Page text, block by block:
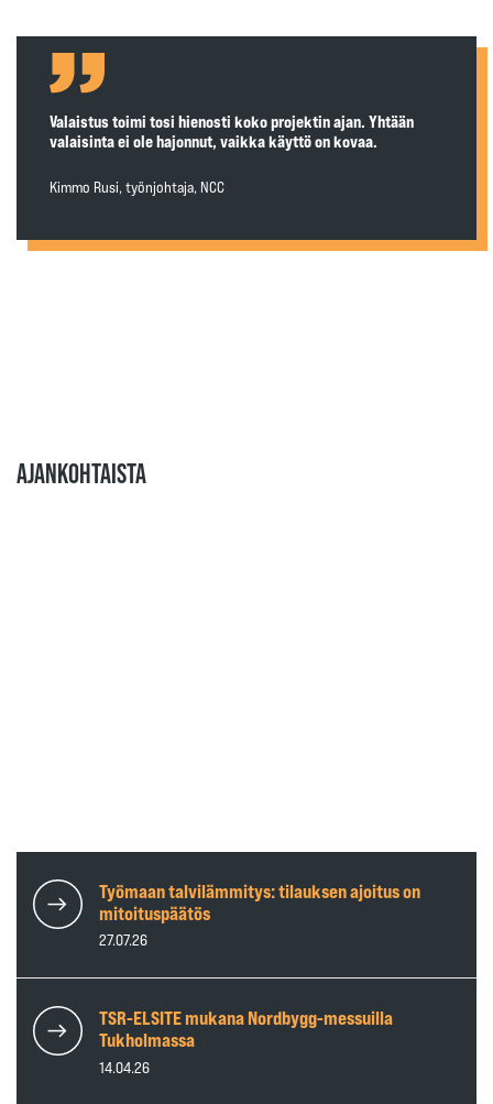
Valaistus toimi tosi hienosti koko projektin ajan. Yhtään
valaisinta ei ole hajonnut, vaikka käyttö on kovaa.
Kimmo Rusi, työnjohtaja, NCC
AJANKOHTAISTA
Työmaan talvilämmitys: tilauksen ajoitus on
mitoituspäätös
27.07.26
TSR-ELSITE mukana Nordbygg-messuilla
Tukholmassa
14.04.26